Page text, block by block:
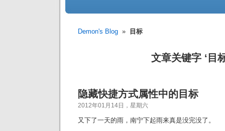
Demon's Blog » 目标
文章关键字 ‘目
隐藏快捷方式属性中的目标
2012年01月14日，星期六
又下了一天的雨，南宁下起雨来真是没完没了。